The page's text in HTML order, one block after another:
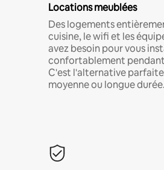
Locations meublées
Des logements
cuisine, le wifi et les
avez besoin pour vous
confortablement pendant
C'est l'alternative
moyenne ou longue durée.